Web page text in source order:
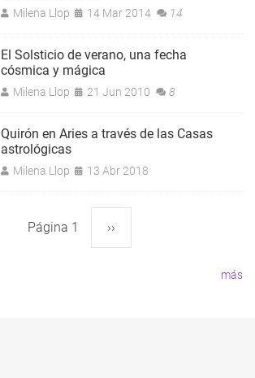
Milena Llop 14 Mar 2014 14
El Solsticio de verano, una fecha
cósmica y mágica
Milena Llop 21 Jun 2010 8
Quirón en Aries a través de las Casas
astrológicas
Milena Llop 13 Abr 2018
Página 1 Siguiente
››
más